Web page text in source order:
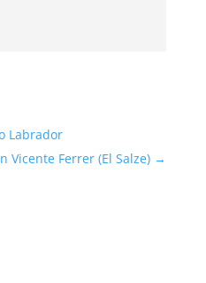
Labrador
Vicente Ferrer (El Salze) →